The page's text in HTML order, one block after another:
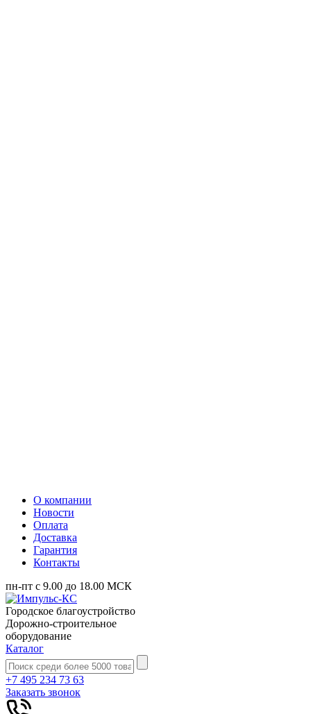
О компании
Новости
Оплата
Доставка
Гарантия
Контакты
пн-пт с 9.00 до 18.00 МСК
Городское благоустройство
Дорожно-строительное
оборудование
Каталог
+7 495 234 73 63
Заказать звонок